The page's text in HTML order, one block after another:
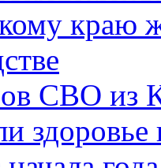
краю
СВО из